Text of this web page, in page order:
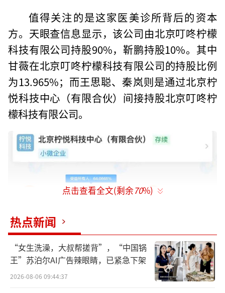
值得关注的是这家医美诊所背后的资本
方。天眼查信息显示，该公司由北京叮咚柠檬
科技有限公司持股90%，靳鹏持股10%。其中
甘薇在北京叮咚柠檬科技有限公司的持股比例
为13.965%；而王思聪、秦岚则是通过北京柠
悦科技中心（有限合伙）间接持股北京叮咚柠
檬科技有限公司。
点击查看全文(剩余70%)
热点新闻
“女生洗澡，大叔帮搓背”，“中国锅
王”苏泊尔AI广告辣眼睛，已紧急下架
2026-08-06 09:44:37